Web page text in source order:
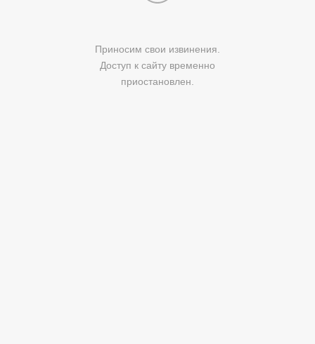
Приносим свои извинения.
Доступ к сайту временно
приостановлен.